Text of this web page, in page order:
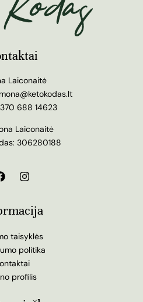
Laiconaitė
688 14623
Laiconaitė
306280188
taisyklės
politika
profilis